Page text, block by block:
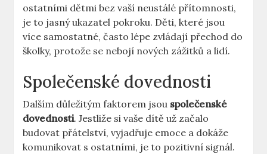
ostatními dětmi ‌bez vaší neustálé přítomnosti,
je ⁤to jasný ukazatel pokroku. Děti, které jsou
více samostatné, často⁢ lépe zvládají přechod do
školky, protože se nebojí nových zážitků a ‍lidí.
Společenské dovednosti
Dalším ​důležitým faktorem jsou společenské
dovednosti. Jestliže si vaše dítě už⁣ začalo
budovat přátelství, vyjadřuje emoce a dokáže
‌komunikovat s ‍ostatními, je to pozitivní signál.